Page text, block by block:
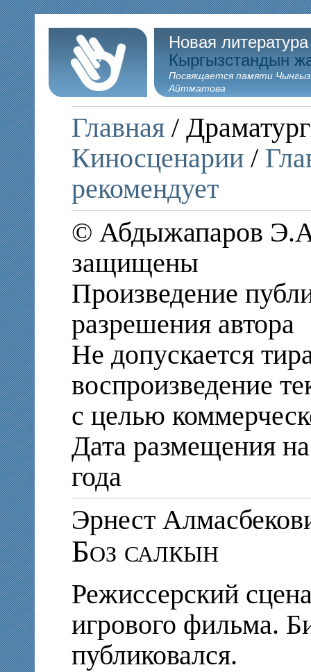
Новая
Кыргызстандын
Посвящается памяти
Айтматова
Главная /
Киносценарии /
рекомендует
© Абдыжапаров
защищены
Произведение
разрешения автора
Не допускается
воспроизведение
с целью
Дата размещения
года
Эрнест
Боз салкын
Режиссерский
игрового фильма.
публиковался.